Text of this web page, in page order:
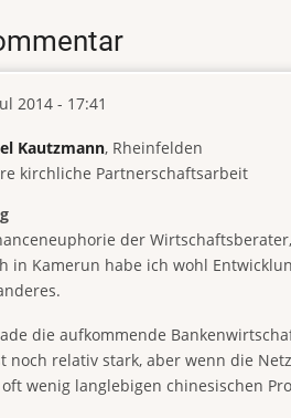
2014 - 17:41
Kautzmann, Rheinfelden
kirchliche Partnerschaftsarbeit
der
in Kamerun habe ich wohl
die aufkommende
noch relativ stark, aber wenn die
wenig langlebigen chinesischen